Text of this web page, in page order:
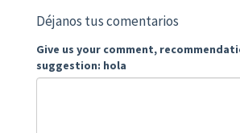
Déjanos tus comentarios
Give us your comment,
suggestion: hola